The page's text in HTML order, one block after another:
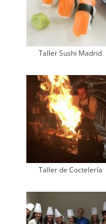
Taller Sushi Madrid
Taller de Coctelería